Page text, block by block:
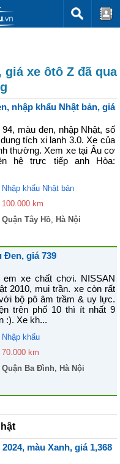
giá xe ôtô Z đã qua
nhập khẩu Nhật bản, giá
màu đen, nhập Nhật, số
tích xi lanh 3.0. Xe của
thường. Xem xe tại Âu cơ
hệ trực tiếp anh Hòa:
Nhập khẩu Nhật bản
100.000 km
Quận Tây Hồ, Hà Nội
Đen, giá 739
xe chất chơi. NISSAN
2010, mui trần. xe còn rất
bộ pô âm trầm & uy lực.
trên phố 10 thì ít nhất 9
:). Xe kh...
Nhập khẩu
70.000 km
Quận Ba Đình, Hà Nội
màu Xanh, giá 1,368